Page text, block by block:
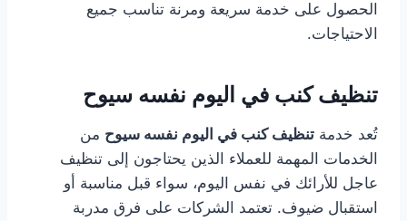
الحصول على خدمة سريعة ومرنة تناسب جميع
الاحتياجات.
تنظيف كنب في اليوم نفسه سيوح
تُعد خدمة تنظيف كنب في اليوم نفسه سيوح من
الخدمات المهمة للعملاء الذين يحتاجون إلى تنظيف
عاجل للأرائك في نفس اليوم، سواء قبل مناسبة أو
استقبال ضيوف. تعتمد الشركات على فرق مدربة